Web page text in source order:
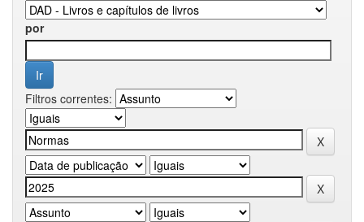
por
Filtros correntes: